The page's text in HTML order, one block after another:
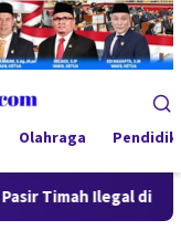
Olahraga
Ilegal di Belitung